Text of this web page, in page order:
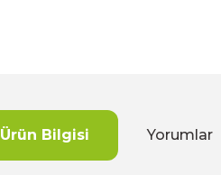
Ürün Bilgisi Yorumlar